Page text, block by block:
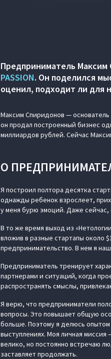
Предприниматель Максим
PASSION. Он поделился
оценил, подходит ли для
Максим Спиридонов — основатель
он продал построенный бизнес
миллиардов рублей. Сейчас
О
Я построил полтора десятка
однажды ребенок взрослеет,
у меня бурю эмоций. Даже сейчас,
В то же время выход из
вложив в разные стартапы около
предпринимательство. В нем я
Предприниматель тренирует
партнерами и ситуаций, когда
распространять смыслы,
Я верю, что предприниматели
вопросы. Это повышает общую
больше. Поэтому я делюсь
выступлениях. Моя личная
велико, но постоянно встречаю
заставляет продолжать.